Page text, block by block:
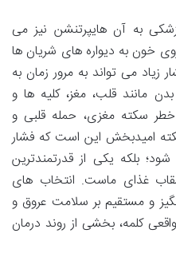
به آن هایپرتنشن نیز می
خون به دیواره های شریان ها
زیاد می تواند به مرور زمان به
مانند قلب، مغز، کلیه ها و
سکته مغزی، حمله قلبی و
امیدبخش این است که فشار
بلکه یکی از قدرتمندترین
بشقاب غذای ماست. انتخاب های
و مستقیم بر سلامت عروق و
کلمه، بخشی از روند درمان